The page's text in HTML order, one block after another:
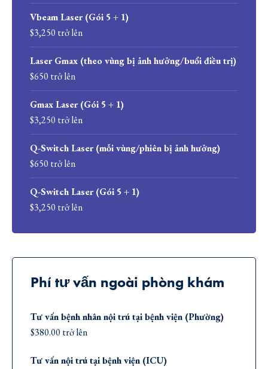
Vbeam Laser (Gói 5 + 1)
$3,250 trở lên
Laser Gmax (theo vùng bị ảnh hưởng/buổi điều trị)
$650 trở lên
Gmax Laser (Gói 5 + 1)
$3,250 trở lên
Q-Switch Laser (mỗi vùng/phiên bị ảnh hưởng)
$650 trở lên
Q-Switch Laser (Gói 5 + 1)
$3,250 trở lên
Phí tư vấn ngoài phòng khám
Tư vấn bệnh nhân nội trú tại bệnh viện (Phường)
$380.00 trở lên
Tư vấn nội trú tại bệnh viện (ICU)